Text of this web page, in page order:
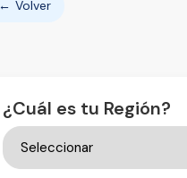
← Volver
¿Cuál es tu Región?